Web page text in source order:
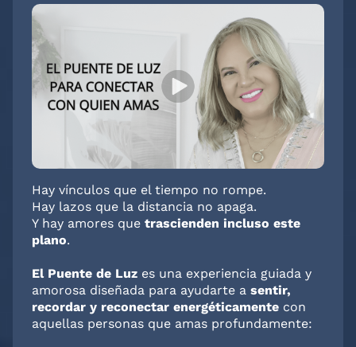
Hay vínculos que el tiempo no rompe.
Hay lazos que la distancia no apaga.
Y hay amores que trascienden incluso este
plano.
El Puente de Luz es una experiencia guiada y
amorosa diseñada para ayudarte a sentir,
recordar y reconectar energéticamente con
aquellas personas que amas profundamente: